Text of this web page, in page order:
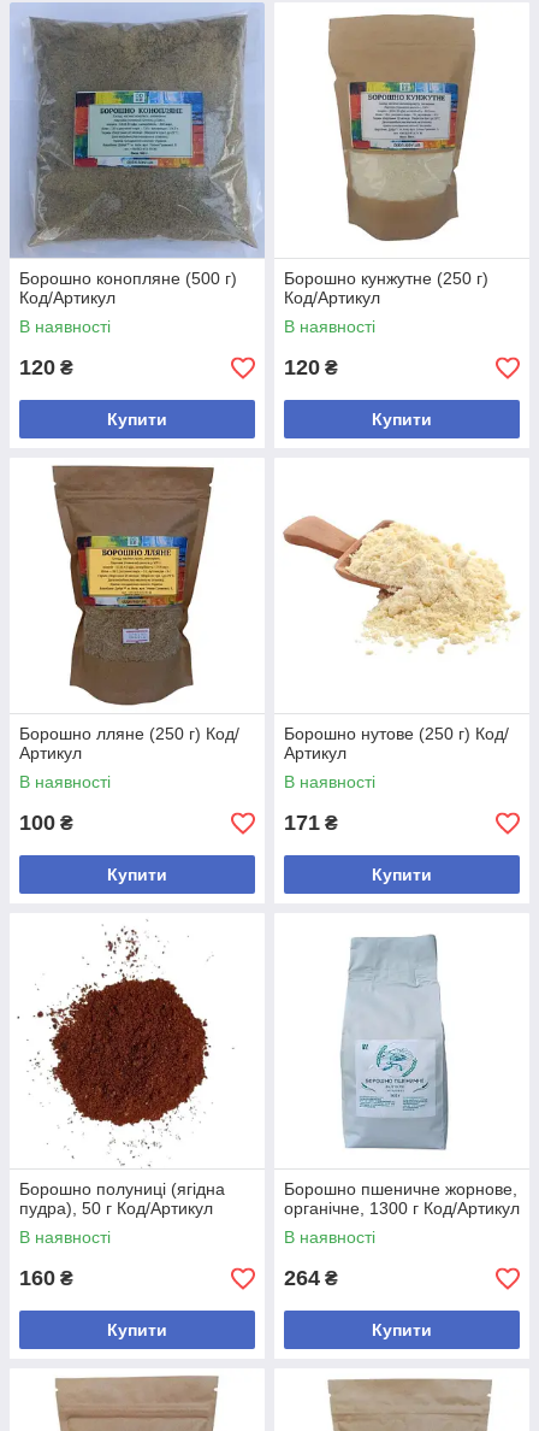
Борошно конопляне (500 г)
Код/Артикул
В наявності
120 ₴
Купити
Борошно кунжутне (250 г)
Код/Артикул
В наявності
120 ₴
Купити
Борошно лляне (250 г) Код/
Артикул
В наявності
100 ₴
Купити
Борошно нутове (250 г) Код/
Артикул
В наявності
171 ₴
Купити
Борошно полуниці (ягідна
пудра), 50 г Код/Артикул
В наявності
160 ₴
Купити
Борошно пшеничне жорнове,
органічне, 1300 г Код/Артикул
В наявності
264 ₴
Купити